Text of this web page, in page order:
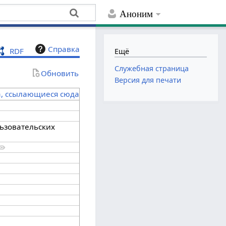
Аноним
RDF Справка
Обновить
ссылающиеся сюда
Ещё
Служебная страница
Версия для печати